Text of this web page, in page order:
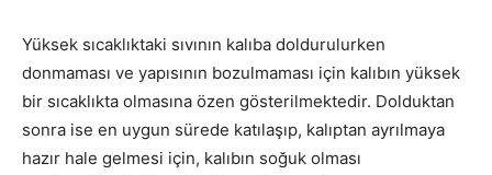
Yüksek sıcaklıktaki sıvının kalıba doldurulurken
donmaması ve yapısının bozulmaması için kalıbın yüksek
bir sıcaklıkta olmasına özen gösterilmektedir. Dolduktan
sonra ise en uygun sürede katılaşıp, kalıptan ayrılmaya
hazır hale gelmesi için, kalıbın soğuk olması